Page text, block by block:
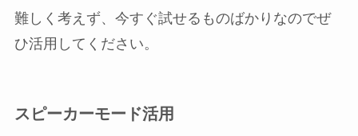
難しく考えず、今すぐ試せるものばかりなのでぜ
ひ活用してください。
スピーカーモード活用